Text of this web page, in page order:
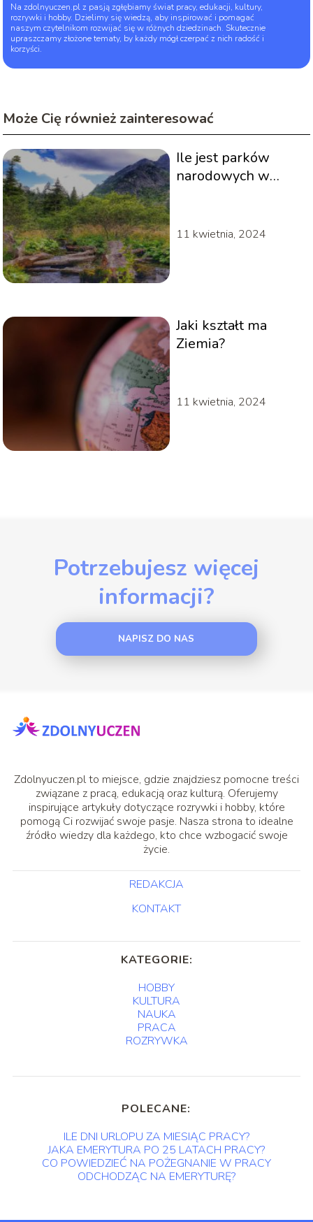
Na zdolnyuczen.pl z pasją zgłębiamy świat pracy, edukacji, kultury,
rozrywki i hobby. Dzielimy się wiedzą, aby inspirować i pomagać
naszym czytelnikom rozwijać się w różnych dziedzinach. Skutecznie
upraszczamy złożone tematy, by każdy mógł czerpać z nich radość i
korzyści.
Może Cię również zainteresować
Ile jest parków
narodowych w
11 kwietnia, 2024
Jaki kształt ma
Ziemia?
11 kwietnia, 2024
Potrzebujesz więcej
informacji?
NAPISZ DO NAS
Zdolnyuczen.pl to miejsce, gdzie znajdziesz pomocne treści
związane z pracą, edukacją oraz kulturą. Oferujemy
inspirujące artykuły dotyczące rozrywki i hobby, które
pomogą Ci rozwijać swoje pasje. Nasza strona to idealne
źródło wiedzy dla każdego, kto chce wzbogacić swoje
życie.
REDAKCJA
KONTAKT
KATEGORIE:
HOBBY
KULTURA
NAUKA
PRACA
ROZRYWKA
POLECANE:
ILE DNI URLOPU ZA MIESIĄC PRACY?
JAKA EMERYTURA PO 25 LATACH PRACY?
CO POWIEDZIEĆ NA POŻEGNANIE W PRACY
ODCHODZĄC NA EMERYTURĘ?